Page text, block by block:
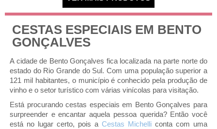
CESTAS ESPECIAIS EM BENTO
GONÇALVES
A cidade de Bento Gonçalves fica localizada na parte norte do
estado do Rio Grande do Sul. Com uma população superior a
121 mil habitantes, o município é conhecido pela produção de
vinho e o setor turístico com várias vinícolas para visitação.
Está procurando cestas especiais em Bento Gonçalves para
surpreender e encantar aquela pessoa querida? Então você
está no lugar certo, pois a Cestas Michelli conta com uma